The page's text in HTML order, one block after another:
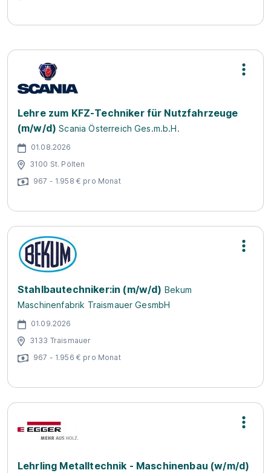
Lehre zum KFZ-Techniker für Nutzfahrzeuge
(m/w/d) Scania Österreich Ges.m.b.H.
01.08.2026
3100 St. Pölten
967 - 1.958 € pro Monat
Stahlbautechniker:in (m/w/d) Bekum
Maschinenfabrik Traismauer GesmbH
01.09.2026
3133 Traismauer
967 - 1.956 € pro Monat
Lehrling Metalltechnik - Maschinenbau (w/m/d)